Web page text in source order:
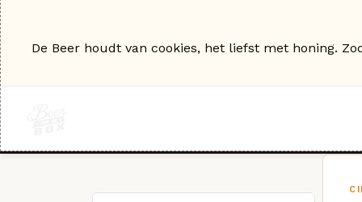
De Beer houdt van cookies, het liefst met honing.